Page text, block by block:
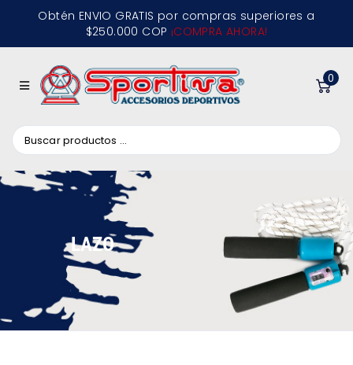
Obtén ENVIO GRATIS por compras superiores a
$250.000 COP ¡COMPRA AHORA!
0
LAZO